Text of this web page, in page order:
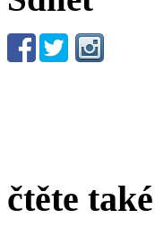
čtěte také